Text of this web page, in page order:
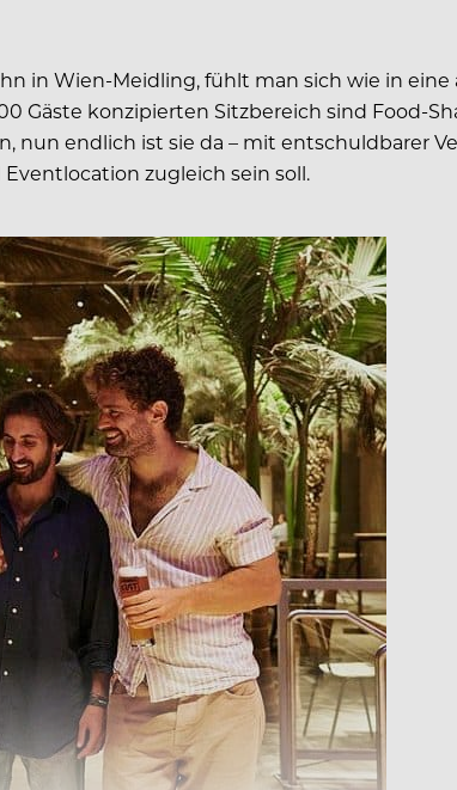
in Wien-Meidling, fühlt man sich wie in
Gäste konzipierten Sitzbereich sind Food-
nun endlich ist sie da – mit entschuldbarer
zugleich sein soll.